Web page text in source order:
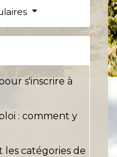
s'inscrire à
: comment y
les catégories de